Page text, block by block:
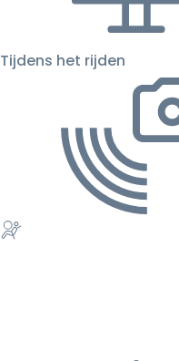
Tijdens het rijden